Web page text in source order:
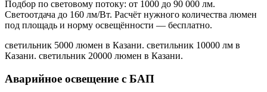
Подбор по световому потоку: от 1000 до 90 000 лм.
Светоотдача до 160 лм/Вт. Расчёт нужного количества люмен
под площадь и норму освещённости — бесплатно.
светильник 5000 люмен в Казани. светильник 10000 лм в
Казани. светильник 20000 люмен в Казани.
Аварийное освещение с БАП